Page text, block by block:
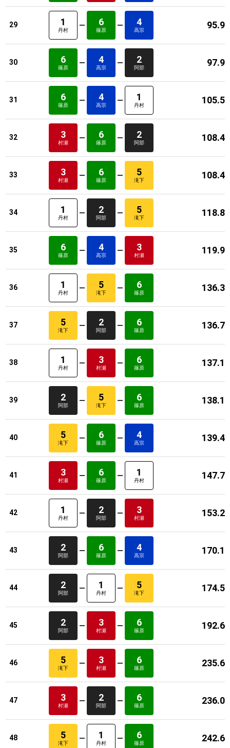
29 1
丹村
6
篠原
4
高宗 95.9
30 6
篠原
4
高宗
2
阿部 97.9
31 6
篠原
4
高宗
1
丹村 105.5
32 3
村瀬
6
篠原
2
阿部 108.4
33 3
村瀬
6
篠原
5
滝下 108.4
34 1
丹村
2
阿部
5
滝下 118.8
35 6
篠原
4
高宗
3
村瀬 119.9
36 1
丹村
5
滝下
6
篠原 136.3
37 5
滝下
2
阿部
6
篠原 136.7
38 1
丹村
3
村瀬
6
篠原 137.1
39 2
阿部
5
滝下
6
篠原 138.1
40 5
滝下
6
篠原
4
高宗 139.4
41 3
村瀬
6
篠原
1
丹村 147.7
42 1
丹村
2
阿部
3
村瀬 153.2
43 2
阿部
6
篠原
4
高宗 170.1
44 2
阿部
1
丹村
5
滝下 174.5
45 2
阿部
3
村瀬
6
篠原 192.6
46 5
滝下
3
村瀬
6
篠原 235.6
47 3
村瀬
2
阿部
6
篠原 236.0
48 5
滝下
1
丹村
6
篠原 242.6